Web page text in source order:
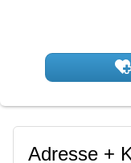
Adresse +